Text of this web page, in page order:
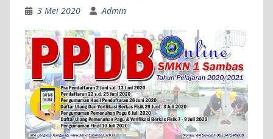
3 Mei 2020 Admin